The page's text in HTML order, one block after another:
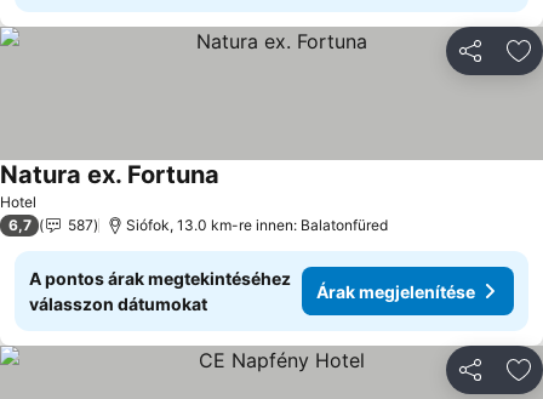
Hotel
Natura ex. Fortuna
6,7 587 Siófok, 13.0 km-re innen: Balatonfüred
A pontos árak megtekintéséhez
válasszon dátumokat
Árak megjelenítése